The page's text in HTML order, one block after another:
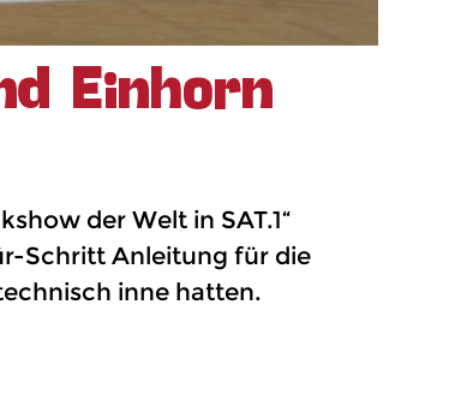
Einhorn
der Welt in SAT.1“
Schritt Anleitung für die
inne hatten.